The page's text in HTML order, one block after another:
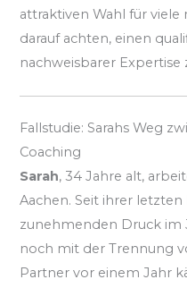
attraktiven Wahl für viele
darauf achten, einen
nachweisbarer Expertise
Fallstudie: Sarahs Weg
Coaching
Sarah, 34 Jahre alt,
Aachen. Seit ihrer
zunehmenden Druck im
noch mit der Trennung
Partner vor einem Jahr